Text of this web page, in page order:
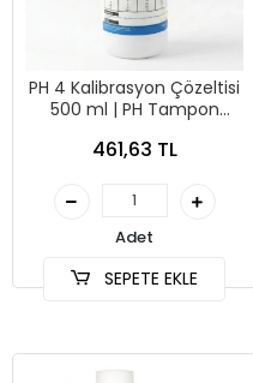
PH 4 Kalibrasyon Çözeltisi
500 ml | PH Tampon
461,63 TL
Adet
SEPETE EKLE